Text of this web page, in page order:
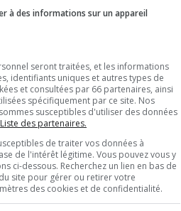
devoir
et les
le docteur Jean-
et d’autres
des médecins.
à ses
à des informations sur un appareil
seront traitées, et les informations
identifiants uniques et autres types de
et consultées par 66 partenaires, ainsi
spécifiquement par ce site. Nos
susceptibles d'utiliser des données
Liste des partenaires.
de traiter vos données à
de l'intérêt légitime. Vous pouvez vous y
ci-dessous. Recherchez un lien en bas de
site pour gérer ou retirer votre
des cookies et de confidentialité.